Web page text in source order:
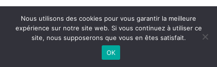
Nous utilisons des cookies pour vous garantir la meilleure
expérience sur notre site web. Si vous continuez à utiliser ce
site, nous supposerons que vous en êtes satisfait.
OK